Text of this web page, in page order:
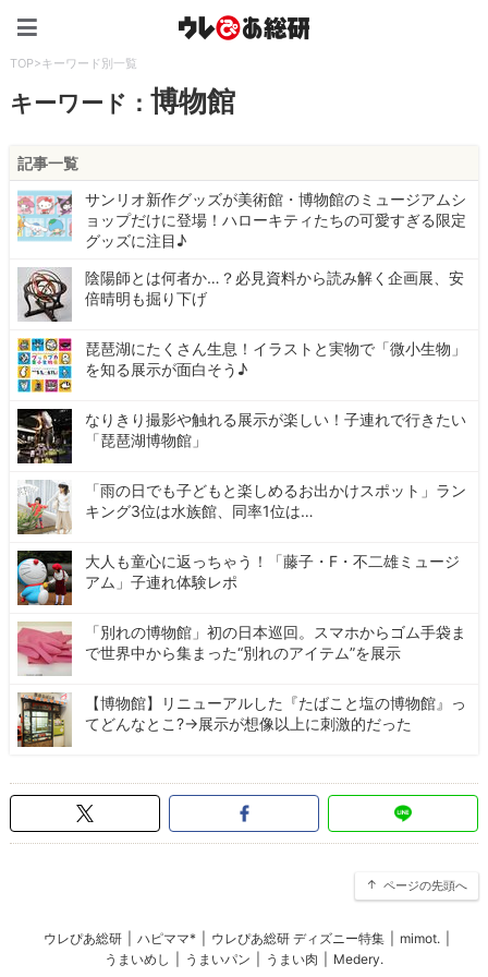
TOP>キーワード別一覧
キーワード：博物館
記事一覧
サンリオ新作グッズが美術館・博物館のミュージアムシ
ョップだけに登場！ハローキティたちの可愛すぎる限定
グッズに注目♪
陰陽師とは何者か…？必見資料から読み解く企画展、安
倍晴明も掘り下げ
琵琶湖にたくさん生息！イラストと実物で「微小生物」
を知る展示が面白そう♪
なりきり撮影や触れる展示が楽しい！子連れで行きたい
「琵琶湖博物館」
「雨の日でも子どもと楽しめるお出かけスポット」ラン
キング3位は水族館、同率1位は…
大人も童心に返っちゃう！「藤子・F・不二雄ミュージ
アム」子連れ体験レポ
「別れの博物館」初の日本巡回。スマホからゴム手袋ま
で世界中から集まった“別れのアイテム”を展示
【博物館】リニューアルした『たばこと塩の博物館』っ
てどんなとこ?→展示が想像以上に刺激的だった
ページの先頭へ
ウレぴあ総研 ハピママ* ウレぴあ総研 ディズニー特集 mimot.
うまいめし
うまいパン うまい肉 Medery.